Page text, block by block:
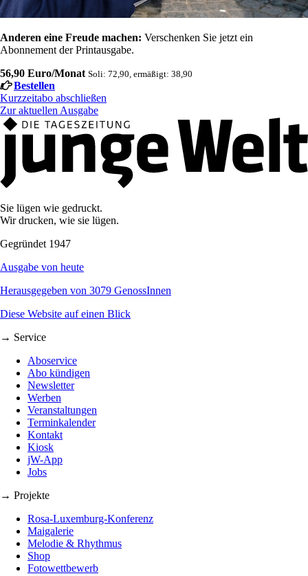
Anderen eine Freude machen: Verschenken Sie jetzt ein
Abonnement der Printausgabe.
56,90 Euro/Monat Soli: 72,90, ermäßigt: 38,90
Bestellen
Kurzzeitabo abschließen
Zur aktuellen Ausgabe
Sie lügen wie gedruckt.
Wir drucken, wie sie lügen.
Gegründet 1947
Ausgabe von heute
Herausgegeben von 3079 GenossInnen
Diese Website auf einen Blick
→ Service
Aboservice
Abo kündigen
Newsletter
Werben
Veranstaltungen
Terminkalender
Kontakt
Kiosk
jW-App
Jobs
→ Projekte
Rosa-Luxemburg-Konferenz
Maigalerie
Melodie & Rhythmus
Shop
Fotowettbewerb